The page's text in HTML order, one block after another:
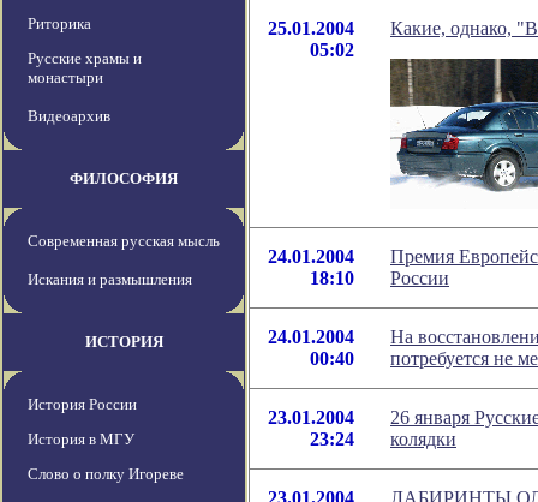
Риторика
Русские храмы и
монастыри
Видеоархив
ФИЛОСОФИЯ
Современная русская мысль
Искания и размышления
ИСТОРИЯ
История России
История в МГУ
Слово о полку Игореве
25.01.2004
05:02
Какие, однако,
24.01.2004
18:10
Премия
России
24.01.2004
00:40
На
потребуется не
23.01.2004
23:24
26 января
колядки